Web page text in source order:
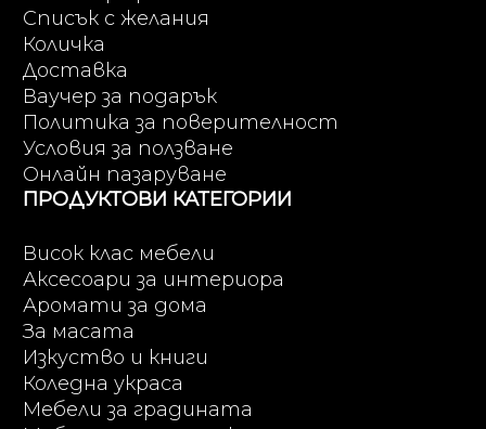
Списък с желания
Количка
Доставка
Ваучер за подарък
Политика за поверителност
Условия за ползване
Онлайн пазаруване
ПРОДУКТОВИ КАТЕГОРИИ
Висок клас мебели
Аксесоари за интериора
Аромати за дома
За масата
Изкуство и книги
Коледна украса
Мебели за градината